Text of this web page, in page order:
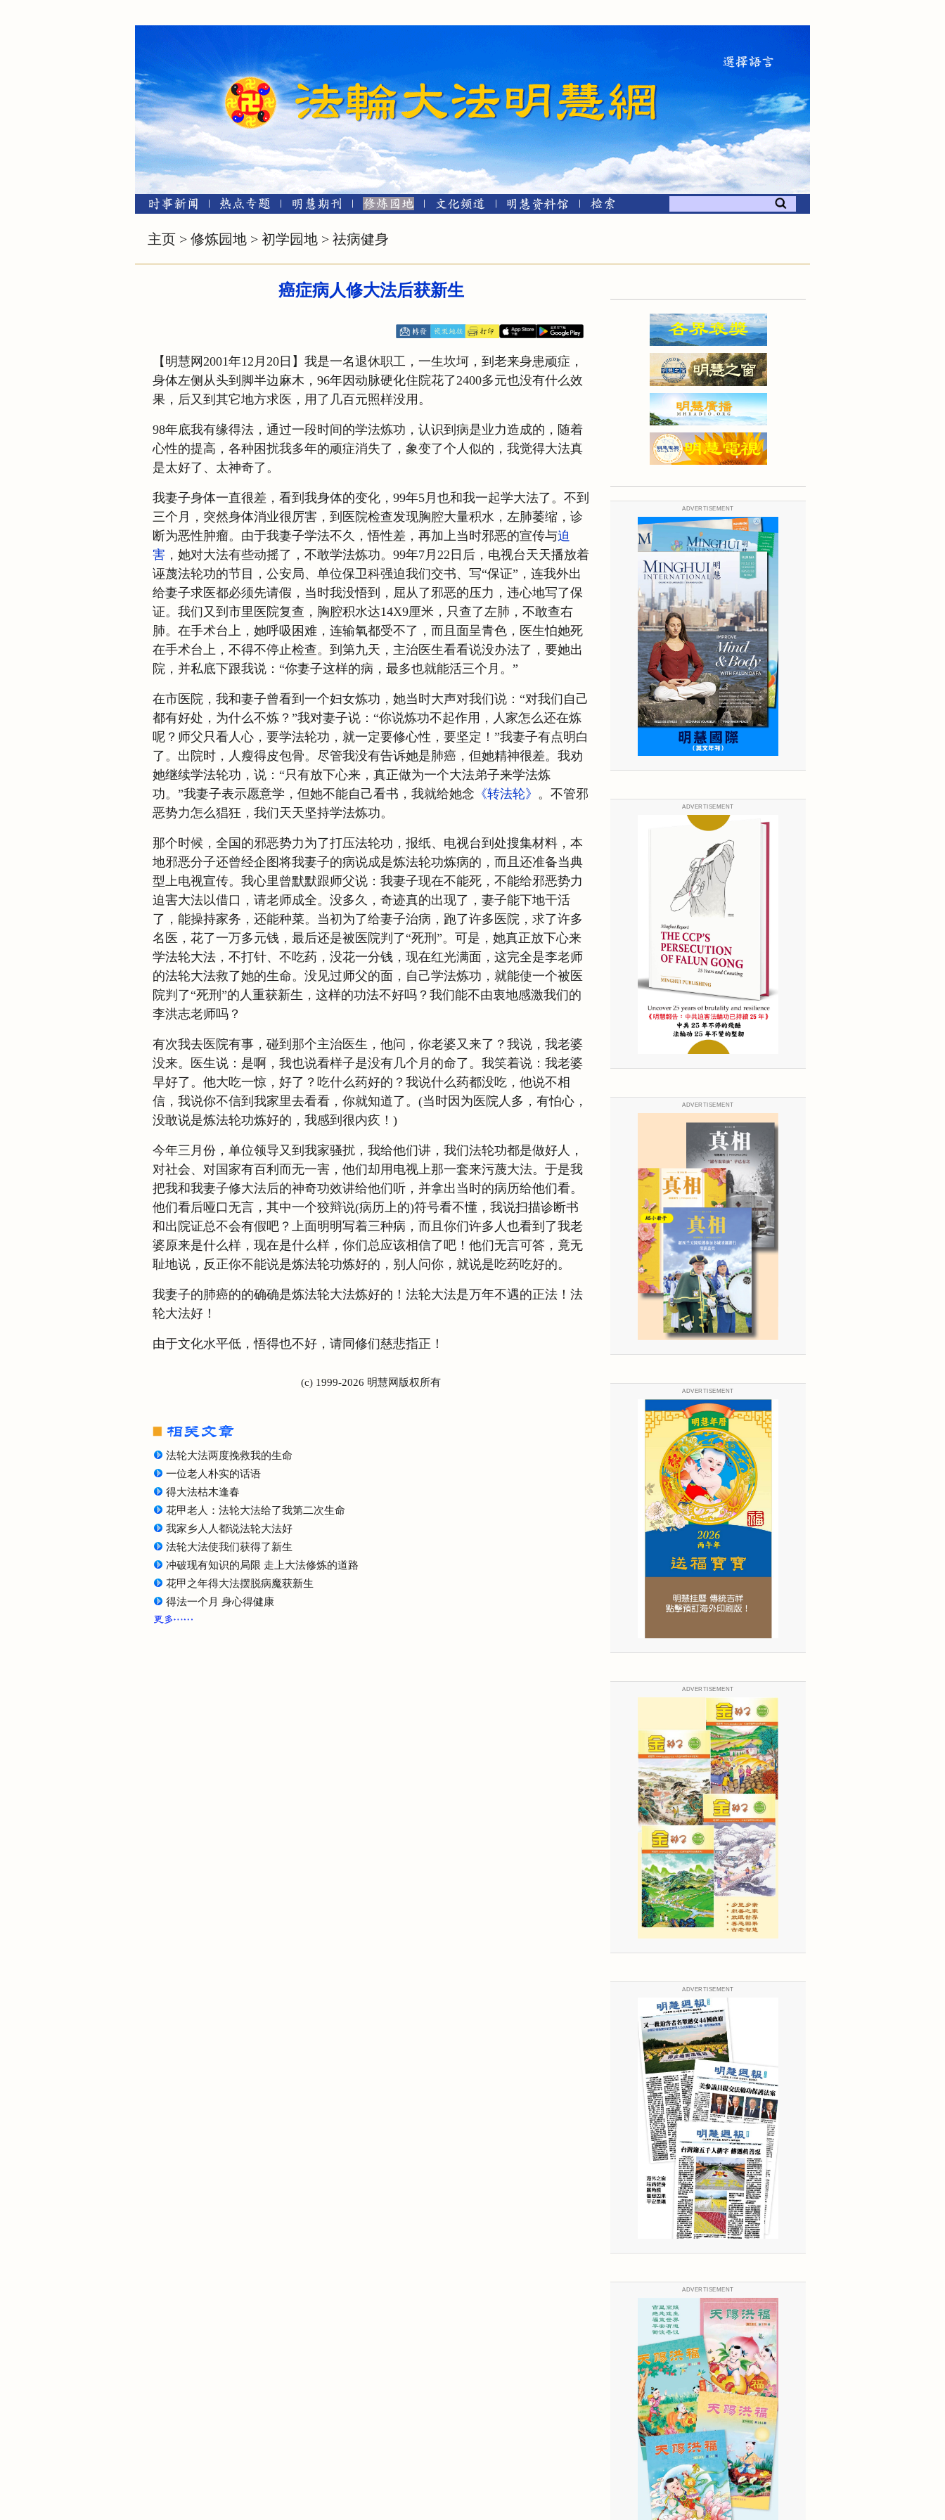
主页 > 修炼园地 > 初学园地 > 祛病健身
癌症病人修大法后获新生
【明慧网2001年12月20日】我是一名退休职工，一生坎坷，到老来身患顽症，
身体左侧从头到脚半边麻木，96年因动脉硬化住院花了2400多元也没有什么效
果，后又到其它地方求医，用了几百元照样没用。
98年底我有缘得法，通过一段时间的学法炼功，认识到病是业力造成的，随着
心性的提高，各种困扰我多年的顽症消失了，象变了个人似的，我觉得大法真
是太好了、太神奇了。
我妻子身体一直很差，看到我身体的变化，99年5月也和我一起学大法了。不到
三个月，突然身体消业很厉害，到医院检查发现胸腔大量积水，左肺萎缩，诊
断为恶性肿瘤。由于我妻子学法不久，悟性差，再加上当时邪恶的宣传与迫
害 ，她对大法有些动摇了，不敢学法炼功。99年7月22日后，电视台天天播放着
诬蔑法轮功的节目，公安局、单位保卫科强迫我们交书、写“保证”，连我外出
给妻子求医都必须先请假，当时我没悟到，屈从了邪恶的压力，违心地写了保
证。我们又到市里医院复查，胸腔积水达14X9厘米，只查了左肺，不敢查右
肺。在手术台上，她呼吸困难，连输氧都受不了，而且面呈青色，医生怕她死
在手术台上，不得不停止检查。到第九天，主治医生看看说没办法了，要她出
院，并私底下跟我说：“你妻子这样的病，最多也就能活三个月。”
在市医院，我和妻子曾看到一个妇女炼功，她当时大声对我们说：“对我们自己
都有好处，为什么不炼？”我对妻子说：“你说炼功不起作用，人家怎么还在炼
呢？师父只看人心，要学法轮功，就一定要修心性，要坚定！”我妻子有点明白
了。出院时，人瘦得皮包骨。尽管我没有告诉她是肺癌，但她精神很差。我劝
她继续学法轮功，说：“只有放下心来，真正做为一个大法弟子来学法炼
功。”我妻子表示愿意学，但她不能自己看书，我就给她念 《转法轮》 。不管邪
恶势力怎么猖狂，我们天天坚持学法炼功。
那个时候，全国的邪恶势力为了打压法轮功，报纸、电视台到处搜集材料，本
地邪恶分子还曾经企图将我妻子的病说成是炼法轮功炼病的，而且还准备当典
型上电视宣传。我心里曾默默跟师父说：我妻子现在不能死，不能给邪恶势力
迫害大法以借口，请老师成全。没多久，奇迹真的出现了，妻子能下地干活
了，能操持家务，还能种菜。当初为了给妻子治病，跑了许多医院，求了许多
名医，花了一万多元钱，最后还是被医院判了“死刑”。可是，她真正放下心来
学法轮大法，不打针、不吃药，没花一分钱，现在红光满面，这完全是李老师
的法轮大法救了她的生命。没见过师父的面，自己学法炼功，就能使一个被医
院判了“死刑”的人重获新生，这样的功法不好吗？我们能不由衷地感激我们的
李洪志老师吗？
有次我去医院有事，碰到那个主治医生，他问，你老婆又来了？我说，我老婆
没来。医生说：是啊，我也说看样子是没有几个月的命了。我笑着说：我老婆
早好了。他大吃一惊，好了？吃什么药好的？我说什么药都没吃，他说不相
信，我说你不信到我家里去看看，你就知道了。(当时因为医院人多，有怕心，
没敢说是炼法轮功炼好的，我感到很内疚！)
今年三月份，单位领导又到我家骚扰，我给他们讲，我们法轮功都是做好人，
对社会、对国家有百利而无一害，他们却用电视上那一套来污蔑大法。于是我
把我和我妻子修大法后的神奇功效讲给他们听，并拿出当时的病历给他们看。
他们看后哑口无言，其中一个狡辩说(病历上的)符号看不懂，我说扫描诊断书
和出院证总不会有假吧？上面明明写着三种病，而且你们许多人也看到了我老
婆原来是什么样，现在是什么样，你们总应该相信了吧！他们无言可答，竟无
耻地说，反正你不能说是炼法轮功炼好的，别人问你，就说是吃药吃好的。
我妻子的肺癌的的确确是炼法轮大法炼好的！法轮大法是万年不遇的正法！法
轮大法好！
由于文化水平低，悟得也不好，请同修们慈悲指正！
(c) 1999-2026 明慧网版权所有
法轮大法两度挽救我的生命
一位老人朴实的话语
得大法枯木逢春
花甲老人：法轮大法给了我第二次生命
我家乡人人都说法轮大法好
法轮大法使我们获得了新生
冲破现有知识的局限 走上大法修炼的道路
花甲之年得大法摆脱病魔获新生
得法一个月 身心得健康
ADVERTISEMENT
ADVERTISEMENT
ADVERTISEMENT
ADVERTISEMENT
ADVERTISEMENT
ADVERTISEMENT
ADVERTISEMENT